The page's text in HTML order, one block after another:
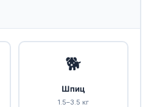
🐕
Шпиц
1.5–3.5 кг